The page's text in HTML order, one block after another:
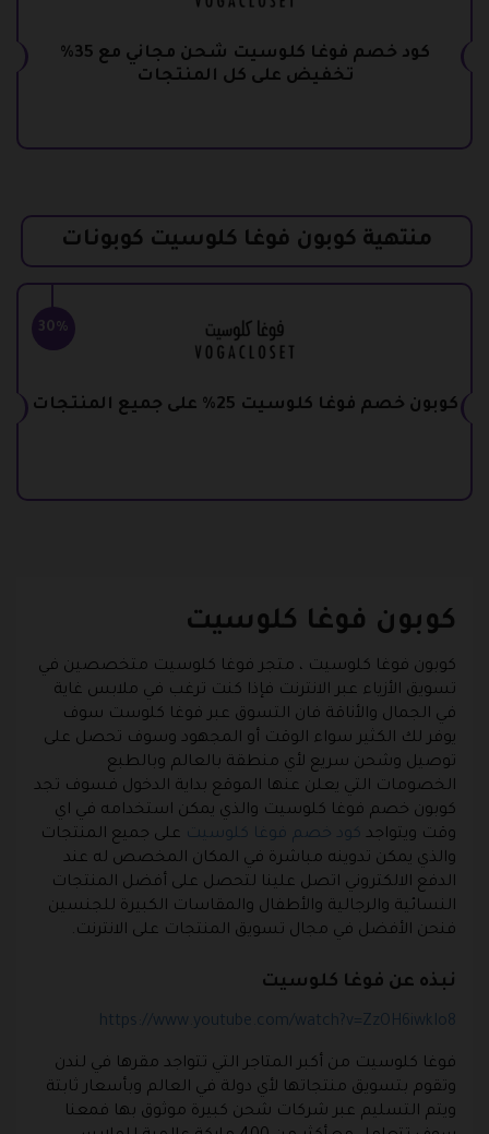
كود خصم فوغا كلوسيت شحن مجاني مع 35%
تخفيض على كل المنتجات
منتهية كوبون فوغا كلوسيت كوبونات
30%
كوبون خصم فوغا كلوسيت 25% على جميع المنتجات
كوبون فوغا كلوسيت
كوبون فوغا كلوسيت ، متجر فوغا كلوسيت متخصصين في
تسويق الأزياء عبر الانترنت فإذا كنت ترغب في ملابس غاية
في الجمال والأناقة فان التسوق عبر فوغا كلوست سوف
يوفر لك الكثير سواء الوقت أو المجهود وسوف تحصل على
توصيل وشحن سريع لأي منطقة بالعالم وبالطبع
الخصومات التي يعلن عنها الموقع بداية الدخول فسوف تجد
كوبون خصم فوغا كلوسيت والذي يمكن استخدامه في اي
وقت ويتواجد كود خصم فوغا كلوسيت على جميع المنتجات
والذي يمكن تدوينه مباشرة في المكان المخصص له عند
الدفع الالكتروني اتصل علينا لتحصل على أفضل المنتجات
النسائية والرجالية والأطفال والمقاسات الكبيرة للجنسين
فنحن الأفضل في مجال تسويق المنتجات على الانترنت.
نبذه عن فوغا كلوسيت
https://www.youtube.com/watch?v=ZzOH6iwkIo8
فوغا كلوسيت من أكبر المتاجر التي تتواجد مقرها في لندن
وتقوم بتسويق منتجاتها لأي دولة في العالم وبأسعار ثابتة
ويتم التسليم عبر شركات شحن كبيرة موثوق بها فمعنا